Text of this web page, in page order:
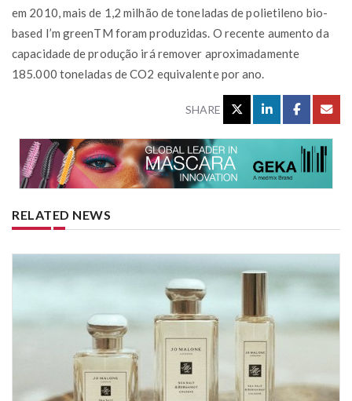
em 2010, mais de 1,2 milhão de toneladas de polietileno bio-
based I’m greenTM foram produzidas. O recente aumento da
capacidade de produção irá remover aproximadamente
185.000 toneladas de CO2 equivalente por ano.
SHARE
RELATED NEWS